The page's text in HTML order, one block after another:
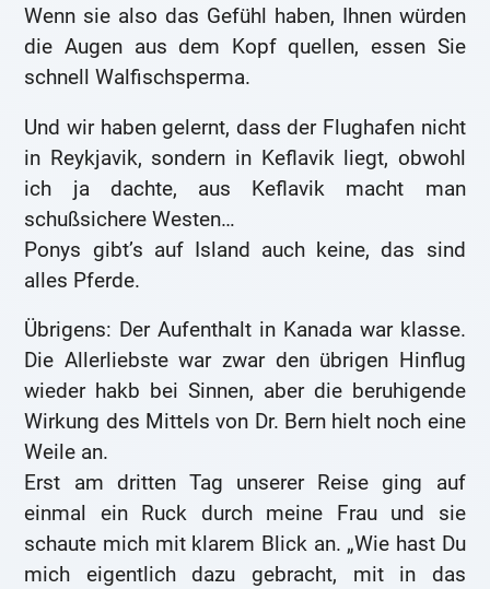
Wenn sie also das Gefühl haben, Ihnen würden
die Augen aus dem Kopf quellen, essen Sie
schnell Walfischsperma.
Und wir haben gelernt, dass der Flughafen nicht
in Reykjavik, sondern in Keflavik liegt, obwohl
ich ja dachte, aus Keflavik macht man
schußsichere Westen…
Ponys gibt’s auf Island auch keine, das sind
alles Pferde.
Übrigens: Der Aufenthalt in Kanada war klasse.
Die Allerliebste war zwar den übrigen Hinflug
wieder hakb bei Sinnen, aber die beruhigende
Wirkung des Mittels von Dr. Bern hielt noch eine
Weile an.
Erst am dritten Tag unserer Reise ging auf
einmal ein Ruck durch meine Frau und sie
schaute mich mit klarem Blick an. „Wie hast Du
mich eigentlich dazu gebracht, mit in das